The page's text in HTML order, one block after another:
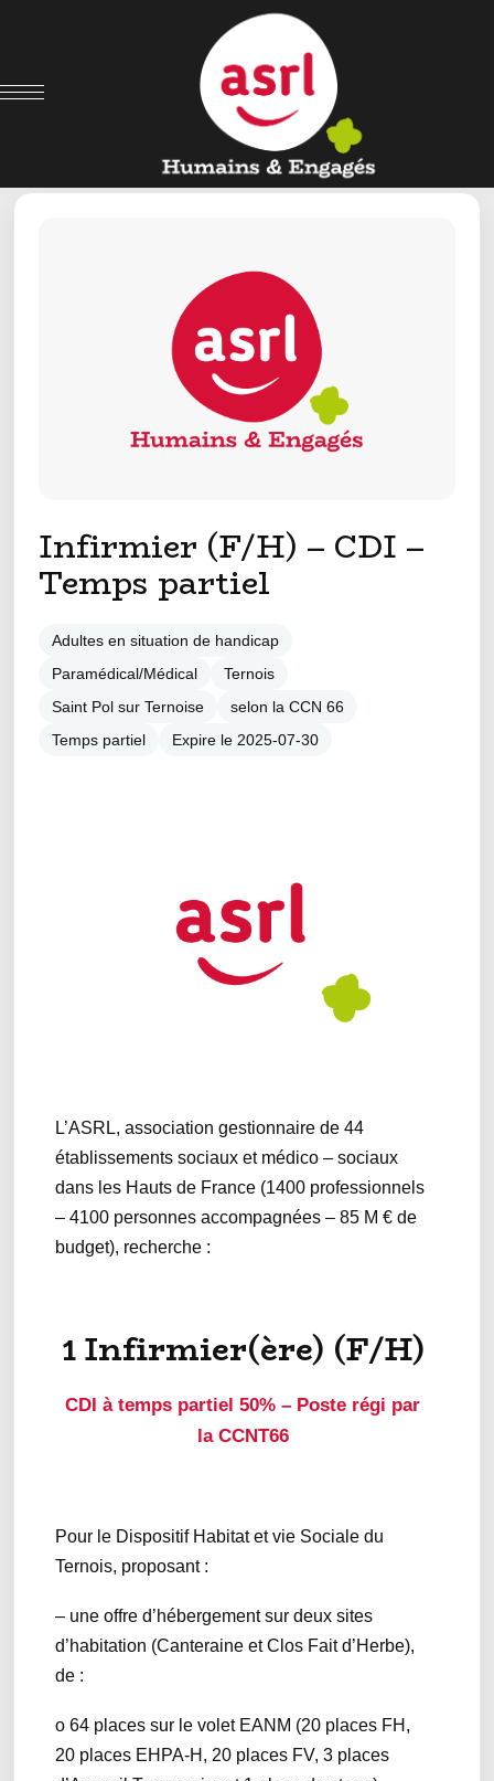
Infirmier (F/H) – CDI –
Temps partiel
Adultes en situation de handicap
Paramédical/Médical
Ternois
Saint Pol sur Ternoise
selon la CCN 66
Temps partiel
Expire le 2025-07-30
L’ASRL, association gestionnaire de 44
établissements sociaux et médico – sociaux
dans les Hauts de France (1400 professionnels
– 4100 personnes accompagnées – 85 M € de
budget), recherche :
1 Infirmier(ère) (F/H)
CDI à temps partiel 50% – Poste régi par
la CCNT66
Pour le Dispositif Habitat et vie Sociale du
Ternois, proposant :
– une offre d’hébergement sur deux sites
d’habitation (Canteraine et Clos Fait d’Herbe),
de :
o 64 places sur le volet EANM (20 places FH,
20 places EHPA-H, 20 places FV, 3 places